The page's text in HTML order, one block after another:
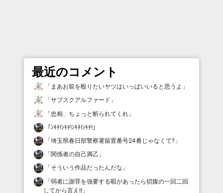
最近のコメント
「 まあお前を殴りたいヤツはいっぱいいると思うよ 」
「サブスクアルファード 」
「忠相、ちょっと斬られてくれ 」
「ﾝｷﾁ!ﾝｷﾁ!ﾝｷﾁ!ﾝｷﾁ! 」
「埼玉県春日部警察署留置番号24番じゃなくて? 」
「関係者の自己満乙 」
「そういう作品だったんだな 」
「弱者に謝罪を強要する暇があったら切腹の一回二回
してから言え!! 」